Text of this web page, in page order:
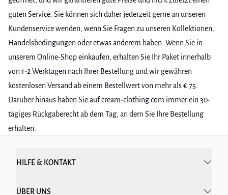
guten Service. Sie können sich daher jederzeit gerne an unseren
Kundenservice wenden, wenn Sie Fragen zu unseren Kollektionen,
Handelsbedingungen oder etwas anderem haben. Wenn Sie in
unserem Online-Shop einkaufen, erhalten Sie Ihr Paket innerhalb
von 1-2 Werktagen nach Ihrer Bestellung und wir gewähren
kostenlosen Versand ab einem Bestellwert von mehr als € 75.
Darüber hinaus haben Sie auf cream-clothing.com immer ein 30-
tägiges Rückgaberecht ab dem Tag, an dem Sie Ihre Bestellung
erhalten.
HILFE & KONTAKT
ÜBER UNS